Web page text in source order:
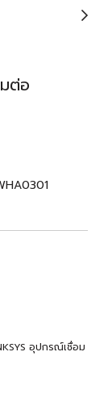
ต่อ
อุปกรณ์เชื่อม